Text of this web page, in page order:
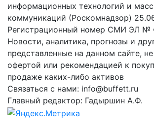
информационных технологий и
коммуникаций (Роскомнадзор)
Регистрационный номер СМИ ЭЛ
Новости, аналитика, прогнозы и
представленные на данном сайте,
офертой или рекомендацией к
продаже каких-либо активов
Связаться с нами: info@buffett.ru
Главный редактор: Гадыршин А.Ф.